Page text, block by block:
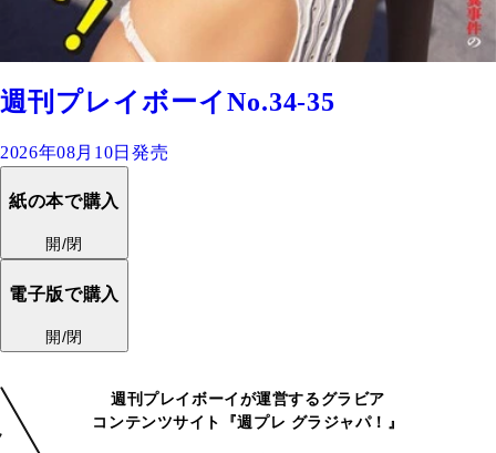
週刊プレイボーイNo.34-35
2026年08月10日発売
紙の本で購入
開/閉
電子版で購入
開/閉
週刊プレイボーイが運営するグラビア
コンテンツサイト『週プレ グラジャパ！』